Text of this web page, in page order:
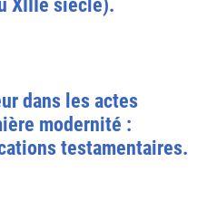
dans les actes
modernité :
testamentaires.